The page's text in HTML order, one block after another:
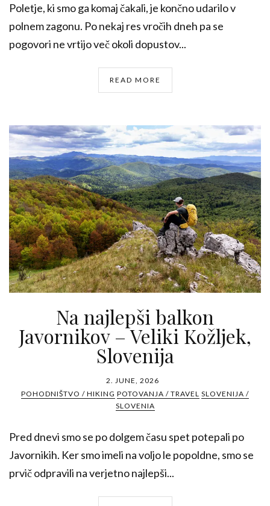
Poletje, ki smo ga komaj čakali, je končno udarilo v
polnem zagonu. Po nekaj res vročih dneh pa se
pogovori ne vrtijo več okoli dopustov...
READ MORE
Na najlepši balkon
Javornikov – Veliki Kožljek,
Slovenija
2. JUNE, 2026
POHODNIŠTVO / HIKING POTOVANJA / TRAVEL SLOVENIJA /
SLOVENIA
Pred dnevi smo se po dolgem času spet potepali po
Javornikih. Ker smo imeli na voljo le popoldne, smo se
prvič odpravili na verjetno najlepši...